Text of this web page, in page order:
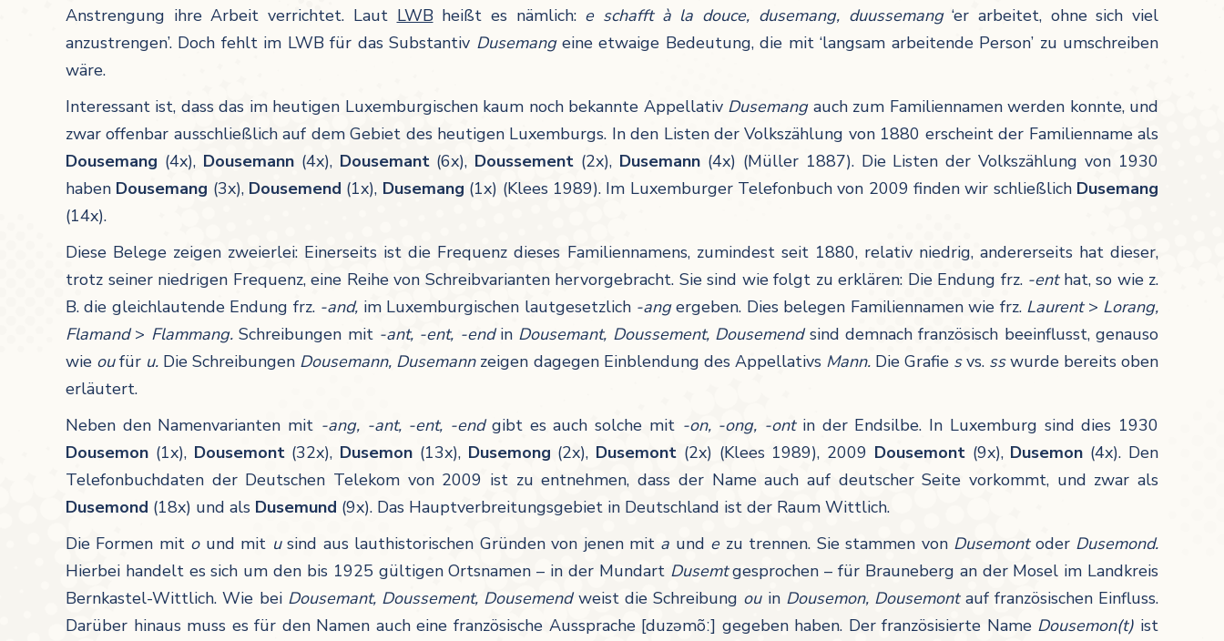
Anstrengung ihre Arbeit verrichtet. Laut LWBheißt es nämlich: e schafft à la douce, dusemang, duussemang‘er arbeitet, ohne sich viel
anzustrengen’. Doch fehlt im LWB für das Substantiv Dusemangeine etwaige Bedeutung, die mit ‘langsam arbeitende Person’ zu umschreiben
wäre.
Interessant ist, dass das im heutigen Luxemburgischen kaum noch bekannte Appellativ Dusemangauch zum Familiennamen werden konnte, und
zwar offenbar ausschließlich auf dem Gebiet des heutigen Luxemburgs. In den Listen der Volkszählung von 1880 erscheint der Familienname als
Dousemang (4x), Dousemann(4x), Dousemant(6x), Doussement (2x), Dusemann (4x) (Müller 1887). Die Listen der Volkszählung von 1930
haben Dousemang (3x), Dousemend (1x), Dusemang (1x) (Klees 1989). Im Luxemburger Telefonbuch von 2009 finden wir schließlich Dusemang
(14x).
Diese Belege zeigen zweierlei: Einerseits ist die Frequenz dieses Familiennamens, zumindest seit 1880, relativ niedrig, andererseits hat dieser,
trotz seiner niedrigen Frequenz, eine Reihe von Schreibvarianten hervorgebracht. Sie sind wie folgt zu erklären: Die Endung frz. -enthat, so wie z.
B. die gleichlautende Endung frz. -and, im Luxemburgischen lautgesetzlich -angergeben. Dies belegen Familiennamen wie frz. Laurent > Lorang,
Flamand> Flammang.Schreibungen mit -ant, -ent, -endin Dousemant, Doussement, Dousemendsind demnach französisch beeinflusst, genauso
wie oufür u. Die Schreibungen Dousemann, Dusemann zeigen dagegen Einblendung des Appellativs Mann. Die Grafie svs. sswurde bereits oben
erläutert.
Neben den Namenvarianten mit -ang, -ant, -ent, -end gibt es auch solche mit -on, -ong, -ont in der Endsilbe. In Luxemburg sind dies 1930
Dousemon (1x), Dousemont(32x), Dusemon (13x), Dusemong (2x), Dusemont (2x) (Klees 1989), 2009 Dousemont(9x), Dusemon (4x). Den
Telefonbuchdaten der Deutschen Telekom von 2009 ist zu entnehmen, dass der Name auch auf deutscher Seite vorkommt, und zwar als
Dusemond (18x) und als Dusemund (9x). Das Hauptverbreitungsgebiet in Deutschland ist der Raum Wittlich.
Die Formen mit o und mit usind aus lauthistorischen Gründen von jenen mit a und e zu trennen. Sie stammen von Dusemontoder Dusemond.
Hierbei handelt es sich um den bis 1925 gültigen Ortsnamen – in der Mundart Dusemtgesprochen – für Brauneberg an der Mosel im Landkreis
Bernkastel-Wittlich. Wie bei Dousemant, Doussement, Dousemendweist die Schreibung ou in Dousemon, Dousemont auf französischen Einfluss.
Darüber hinaus muss es für den Namen auch eine französische Aussprache [duzəmõː] gegeben haben. Der französisierte Name Dousemon(t) ist